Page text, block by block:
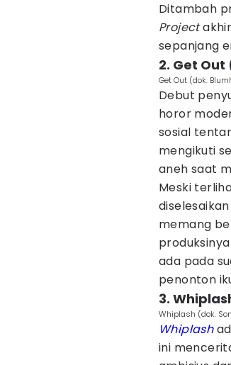
Ditambah
Project
sepanjang
2. Get Out
Get Out (dok.
Debut
horor
sosial
mengikuti
aneh saat
Meski
memang
ada pada
penonton
3.
Whiplash (dok.
Whiplash
ini